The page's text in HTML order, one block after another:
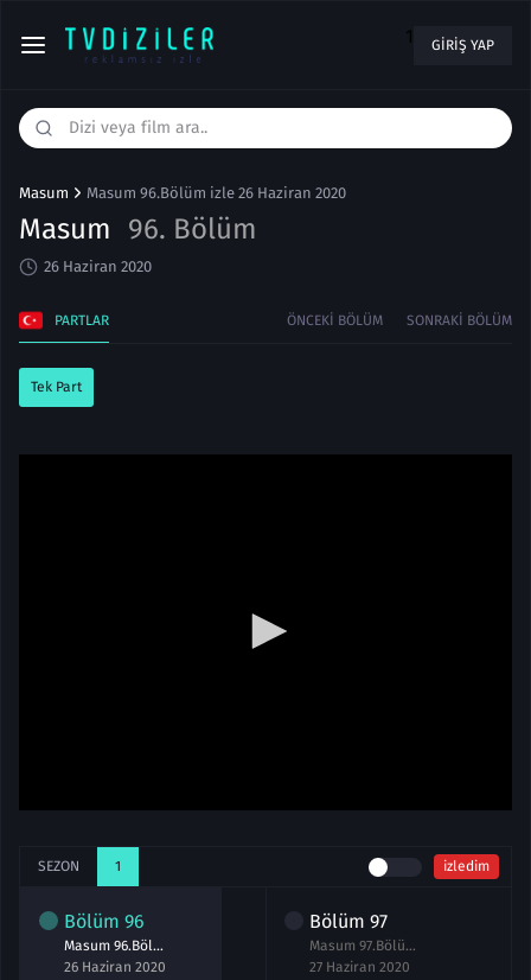
1 GIRIŞ YAP
Masum Masum 96.Bölüm izle 26 Haziran 2020
Masum 96. Bölüm
26 Haziran 2020
PARTLAR ÖNCEKI BÖLÜM SONRAKI BÖLÜM
Tek Part
SEZON 1 izledim
Bölüm 96
Masum 96.Bölüm izle 26 Haziran 2020
26 Haziran 2020
Bölüm 97
Masum 97.Bölüm izle 27 Haziran 2020
27 Haziran 2020